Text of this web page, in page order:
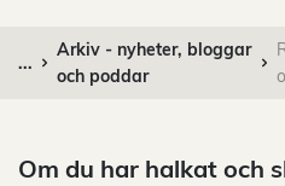
...
Arkiv - nyheter, bloggar
och poddar
Om du har halkat och